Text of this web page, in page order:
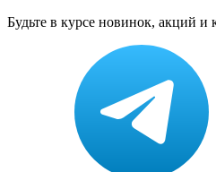
Будьте в курсе новинок, акций и